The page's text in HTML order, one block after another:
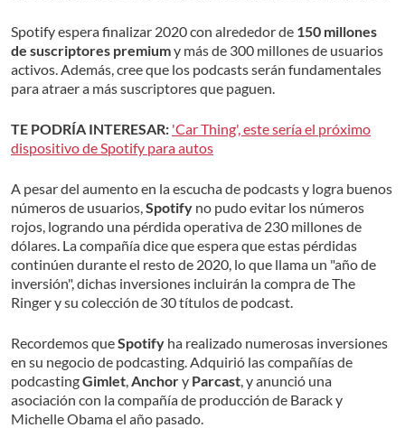
Spotify espera finalizar 2020 con alrededor de 150 millones
de suscriptores premiumy más de 300 millones de usuarios
activos. Además, cree que los podcasts serán fundamentales
para atraer a más suscriptores que paguen.
TE PODRÍA INTERESAR: 'Car Thing', este sería el próximo
dispositivo de Spotify para autos
A pesar del aumento en la escucha de podcasts y logra buenos
números de usuarios, Spotify no pudo evitar los números
rojos, logrando una pérdida operativa de 230 millones de
dólares. La compañía dice que espera que estas pérdidas
continúen durante el resto de 2020, lo que llama un "año de
inversión", dichas inversiones incluirán la compra de The
Ringer y su colección de 30 títulos de podcast.
Recordemos queSpotify ha realizado numerosas inversiones
en su negocio de podcasting. Adquirió las compañías de
podcastingGimlet Anchory Parcast , y anunció una
asociación con la compañía de producción de Barack y
Michelle Obama el año pasado.